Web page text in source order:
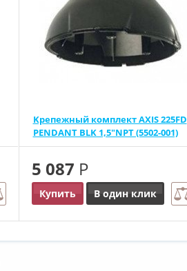
Kрепежный комплект AXIS 225FD
PENDANT BLK 1,5"NPT (5502-001)
5 087 Р
Купить В один клик